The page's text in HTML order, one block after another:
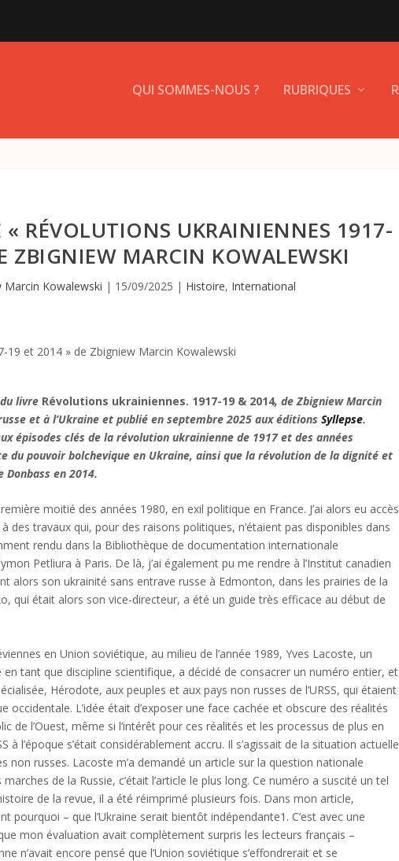
QUI SOMMES-NOUS ? RUBRIQUES
RÉVOLUTIONS UKRAINIENNES 1917-
ZBIGNIEW MARCIN KOWALEWSKI
Marcin Kowalewski | 15/09/2025 | Histoire, International
livre Révolutions ukrainiennes. 1917-19 & 2014, de Zbigniew Marcin
et à l’Ukraine et publié en septembre 2025 aux éditionsSyllepse.
épisodes clés de la révolution ukrainienne de 1917 et des années
du pouvoir bolchevique en Ukraine, ainsi que la révolution de la dignité et
en 2014.
moitié des années 1980, en exil politique en France. J’ai alors eu accès
des travaux qui, pour des raisons politiques, n’étaient pas disponibles dans
rendu dans la Bibliothèque de documentation internationale
Petliura à Paris. De là, j’ai également pu me rendre à l’Institut canadien
alors son ukrainité sans entrave russe à Edmonton, dans les prairies de la
qui était alors son vice-directeur, a été un guide très efficace au début de
en Union soviétique, au milieu de l’année 1989, Yves Lacoste, un
tant que discipline scientifique, a décidé de consacrer un numéro entier, et
Hérodote, aux peuples et aux pays non russes de l’URSS, qui étaient
occidentale. L’idée était d’exposer une face cachée et obscure des réalités
de l’Ouest, même si l’intérêt pour ces réalités et les processus de plus en
à l’époque s’était considérablement accru. Il s’agissait de la situation actuelle
non russes. Lacoste m’a demandé un article sur la question nationale
de la Russie, c’était l’article le plus long. Ce numéro a suscité un tel
de la revue, il a été réimprimé plusieurs fois. Dans mon article,
pourquoi – que l’Ukraine serait bientôt indépendante1. C’est avec une
mon évaluation avait complètement surpris les lecteurs français –
n’avait encore pensé que l’Union soviétique s’effondrerait et se